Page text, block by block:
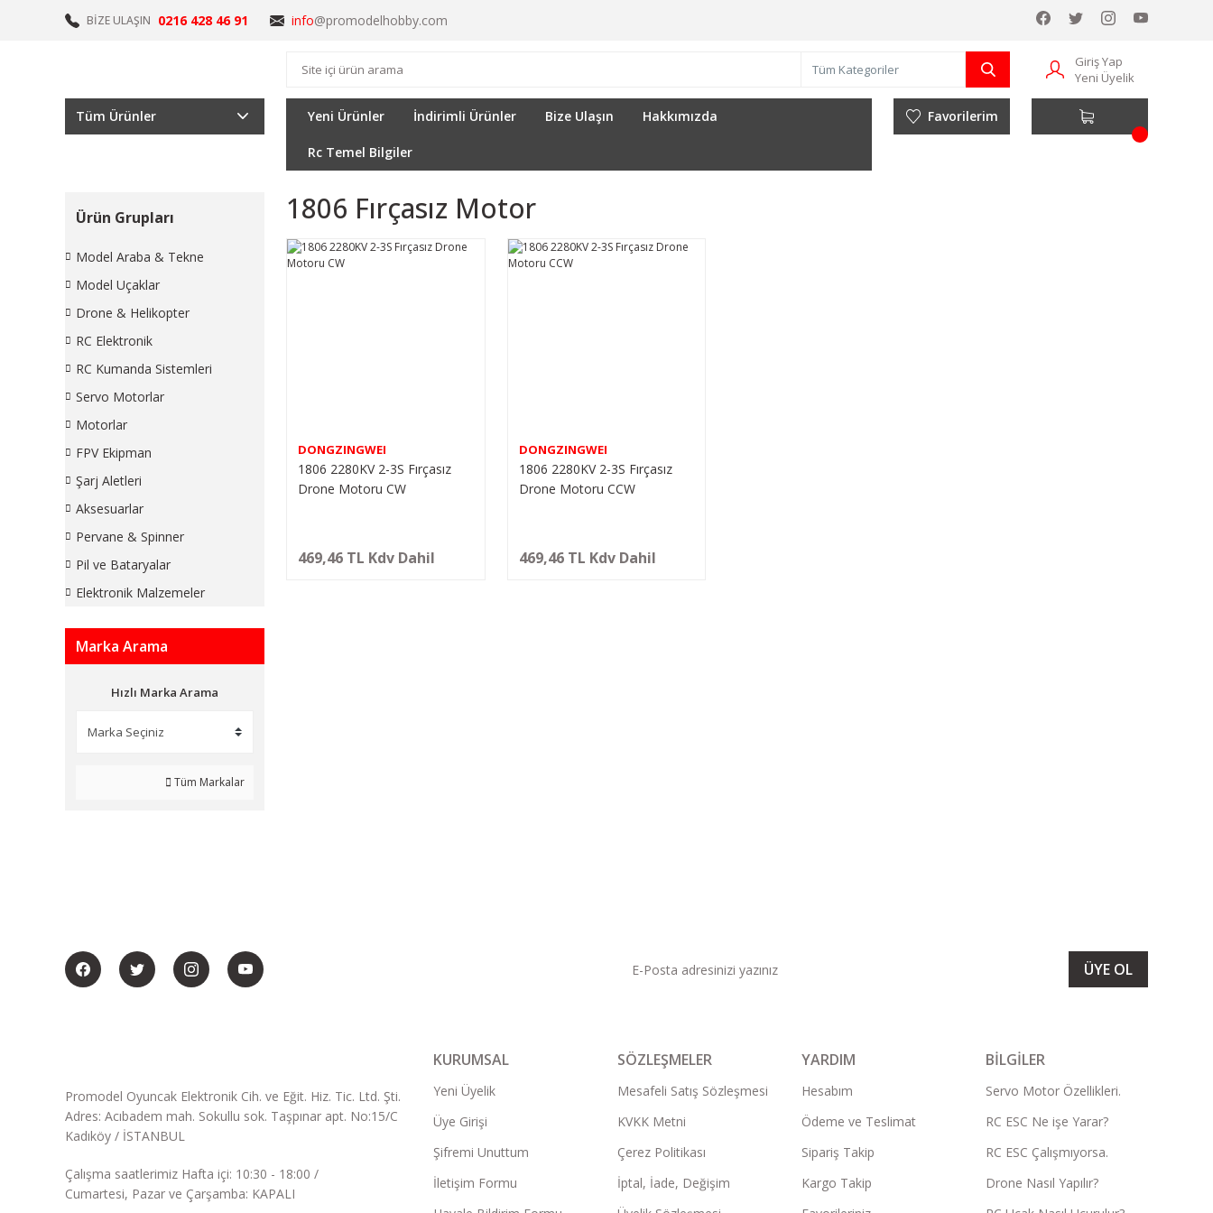
BİZE ULAŞIN 0216 428 46 91 info@promodelhobby.com
Giriş Yap
Yeni Üyelik
Tüm Ürünler Yeni Ürünler İndirimli Ürünler Bize Ulaşın Hakkımızda
Rc Temel Bilgiler
Favorilerim
Ürün Grupları
Model Araba & Tekne
Model Uçaklar
Drone & Helikopter
RC Elektronik
RC Kumanda Sistemleri
Servo Motorlar
Motorlar
FPV Ekipman
Şarj Aletleri
Aksesuarlar
Pervane & Spinner
Pil ve Bataryalar
Elektronik Malzemeler
Marka Arama
Hızlı Marka Arama
Tüm Markalar
1806 Fırçasız Motor
DONGZINGWEI
1806 2280KV 2-3S Fırçasız
Drone Motoru CW
469,46 TL Kdv Dahil
DONGZINGWEI
1806 2280KV 2-3S Fırçasız
Drone Motoru CCW
469,46 TL Kdv Dahil
ÜYE OL
Promodel Oyuncak Elektronik Cih. ve Eğit. Hiz. Tic. Ltd. Şti.
Adres: Acıbadem mah. Sokullu sok. Taşpınar apt. No:15/C
Kadıköy / İSTANBUL
Çalışma saatlerimiz Hafta içi: 10:30 - 18:00 /
Cumartesi, Pazar ve Çarşamba: KAPALI
KURUMSAL
Yeni Üyelik
Üye Girişi
Şifremi Unuttum
İletişim Formu
SÖZLEŞMELER
Mesafeli Satış Sözleşmesi
KVKK Metni
Çerez Politikası
İptal, İade, Değişim
YARDIM
Hesabım
Ödeme ve Teslimat
Sipariş Takip
Kargo Takip
BİLGİLER
Servo Motor Özellikleri.
RC ESC Ne işe Yarar?
RC ESC Çalışmıyorsa.
Drone Nasıl Yapılır?